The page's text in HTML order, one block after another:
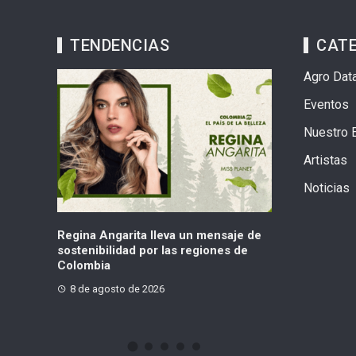
TENDENCIAS
mensaje de
de
Movimiento Axis Iberoamérica
plantea una “tercera posición” política
y busca crecer en Colombia
8 de agosto de 2026
Agro
Eventos
Nuestro
Artistas
Noticias